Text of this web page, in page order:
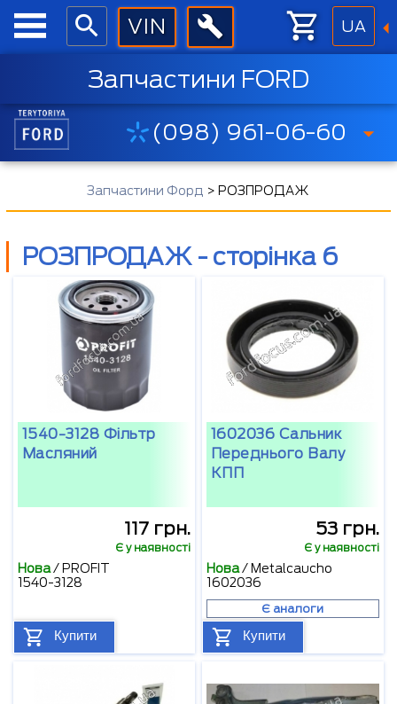
UA
Запчастини FORD
(098) 961-06-60
Запчастини Форд > РОЗПРОДАЖ
РОЗПРОДАЖ - сторінка 6
1540-3128 Фільтр
Масляний
117 грн.
Є у наявності
Нова/ PROFIT
1540-3128
Купити
1602036 Сальник
Переднього Валу
КПП
53 грн.
Є у наявності
Нова/ Metalcaucho
1602036
Є аналоги
Купити